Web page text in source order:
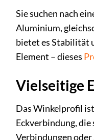
Sie suchen nach
Aluminium,
bietet es Stabilität
Element – dieses
Vielseitige
Das Winkelprofil
Eckverbindung,
Verbindungen oder